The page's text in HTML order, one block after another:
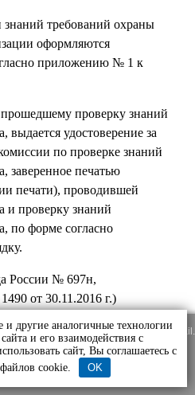
знаний требований охраны
оформляются
приложению № 1 к
проверку знаний
выдается удостоверение за
по проверке знаний
заверенное печатью
печати), проводившей
и проверку знаний
по форме согласно
России № 697н,
от 30.11.2016 г.)
проверку знаний
при обучении, обязан после
знаний в срок не
другие аналогичные технологии
и его взаимодействия с
сайт, Вы соглашаетесь с
cookie.
OK
аналитики Яндекс.Метрика и
вы соглашаетесь с нашей Политикой
персональных данных
Принять